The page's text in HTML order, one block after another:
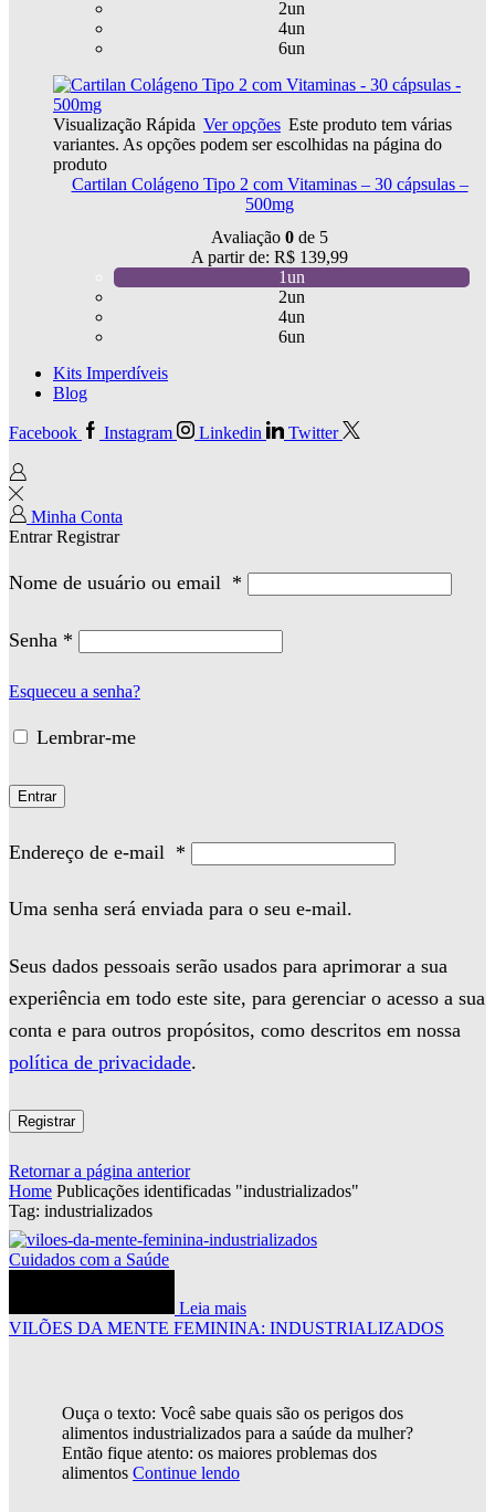
2un
4un
6un
Visualização Rápida Ver opções Este produto tem várias
variantes. As opções podem ser escolhidas na página do
produto
Cartilan Colágeno Tipo 2 com Vitaminas – 30 cápsulas –
500mg
Avaliação 0 de 5
A partir de: R$ 139,99
1un
2un
4un
6un
Kits Imperdíveis
Blog
Facebook Instagram Linkedin Twitter
Minha Conta
EntrarRegistrar
Nome de usuário ou email *
Senha *
Esqueceu a senha?
Lembrar-me
Entrar
Endereço de e-mail *
Uma senha será enviada para o seu e-mail.
Seus dados pessoais serão usados para aprimorar a sua
experiência em todo este site, para gerenciar o acesso a sua
conta e para outros propósitos, como descritos em nossa
política de privacidade.
Registrar
Retornar a página anterior
Home Publicações identificadas "industrializados"
Tag: industrializados
Cuidados com a Saúde
Leia mais
VILÕES DA MENTE FEMININA: INDUSTRIALIZADOS
Ouça o texto: Você sabe quais são os perigos dos
alimentos industrializados para a saúde da mulher?
Então fique atento: os maiores problemas dos
alimentos Continue lendo